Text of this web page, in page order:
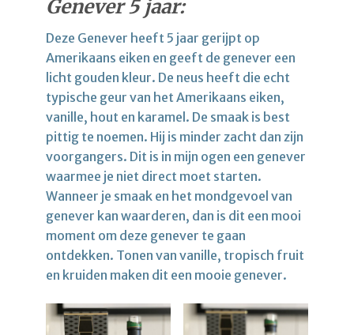
Genever 5 jaar:
Deze Genever heeft 5 jaar gerijpt op
Amerikaans eiken en geeft de genever een
licht gouden kleur. De neus heeft die echt
typische geur van het Amerikaans eiken,
vanille, hout en karamel. De smaak is best
pittig te noemen. Hij is minder zacht dan zijn
voorgangers. Dit is in mijn ogen een genever
waarmee je niet direct moet starten.
Wanneer je smaak en het mondgevoel van
genever kan waarderen, dan is dit een mooi
moment om deze genever te gaan
ontdekken. Tonen van vanille, tropisch fruit
en kruiden maken dit een mooie genever.